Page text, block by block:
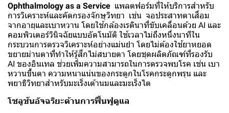
Ophthalmology as a Service แพลตฟอร์มที่ให้บริการสำหรับ
การวิเคราะห์และคัดกรองจักษุวิทยา เช่น จอประสาทตาเสื่อม
จากอายุและเบาหวาน โดยใช้กล้องเรตินาที่ขับเคลื่อนด้วย AI และ
คอมพิวเตอร์วินิจฉัยแบบอัตโนมัติ ใช้เวลาไม่ถึงหนึ่งนาทีใน
กระบวนการตรวจวิเคราะห์อย่างแม่นยำ โดยไม่ต้องใช้ยาหยอด
ขยายม่านตาที่ทำให้รู้สึกไม่สบายตา โดยชุดผลิตภัณฑ์ที่รองรับ
AI ของอินเทล ช่วยเพิ่มความสามารถในการตรวจพบโรค เช่น เบา
หวานขึ้นตา ความหนาแน่นของกระดูกในโรคกระดูกพรุน และ
พยาธิวิทยาสำหรับมะเร็งเต้านมและมะเร็งไต
โซลูชันอัจฉริยะด้านการฟื้นฟูดูแล